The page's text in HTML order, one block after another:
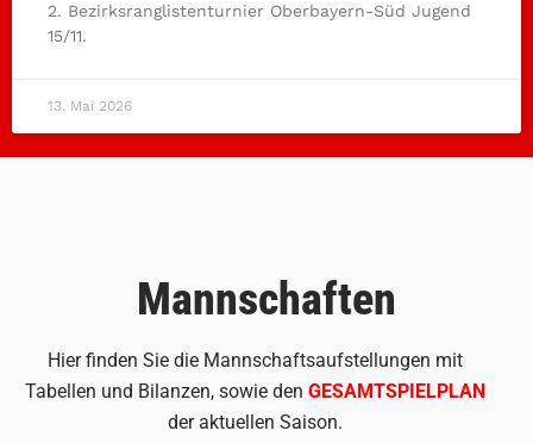
2. Bezirksranglistenturnier Oberbayern-Süd Jugend
15/11.
13. Mai 2026
Mannschaften
Hier finden Sie die Mannschaftsaufstellungen mit
Tabellen und Bilanzen, sowie den GESAMTSPIELPLAN
der aktuellen Saison.